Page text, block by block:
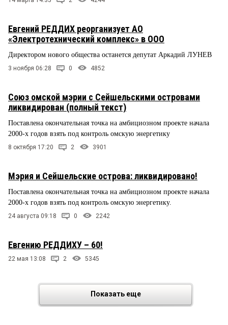
Евгений РЕДДИХ реорганизует АО
«Электротехнический комплекс» в ООО
Директором нового общества останется депутат Аркадий ЛУНЕВ
3 ноября 06:28 0 4852
Союз омской мэрии с Сейшельскими островами
ликвидирован (полный текст)
Поставлена окончательная точка на амбициозном проекте начала
2000-х годов взять под контроль омскую энергетику
8 октября 17:20 2 3901
Мэрия и Сейшельские острова: ликвидировано!
Поставлена окончательная точка на амбициозном проекте начала
2000-х годов взять под контроль омскую энергетику.
24 августа 09:18 0 2242
Евгению РЕДДИХУ – 60!
22 мая 13:08 2 5345
Показать еще